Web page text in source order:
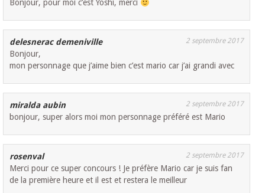
Bonjour, pour moi c’est Yoshi, merci
delesnerac demeniville 2 septembre 2017
Bonjour,
mon personnage que j’aime bien c’est mario car j’ai grandi avec
miralda aubin 2 septembre 2017
bonjour, super alors moi mon personnage préféré est Mario
rosenval 2 septembre 2017
Merci pour ce super concours ! Je préfère Mario car je suis fan
de la première heure et il est et restera le meilleur